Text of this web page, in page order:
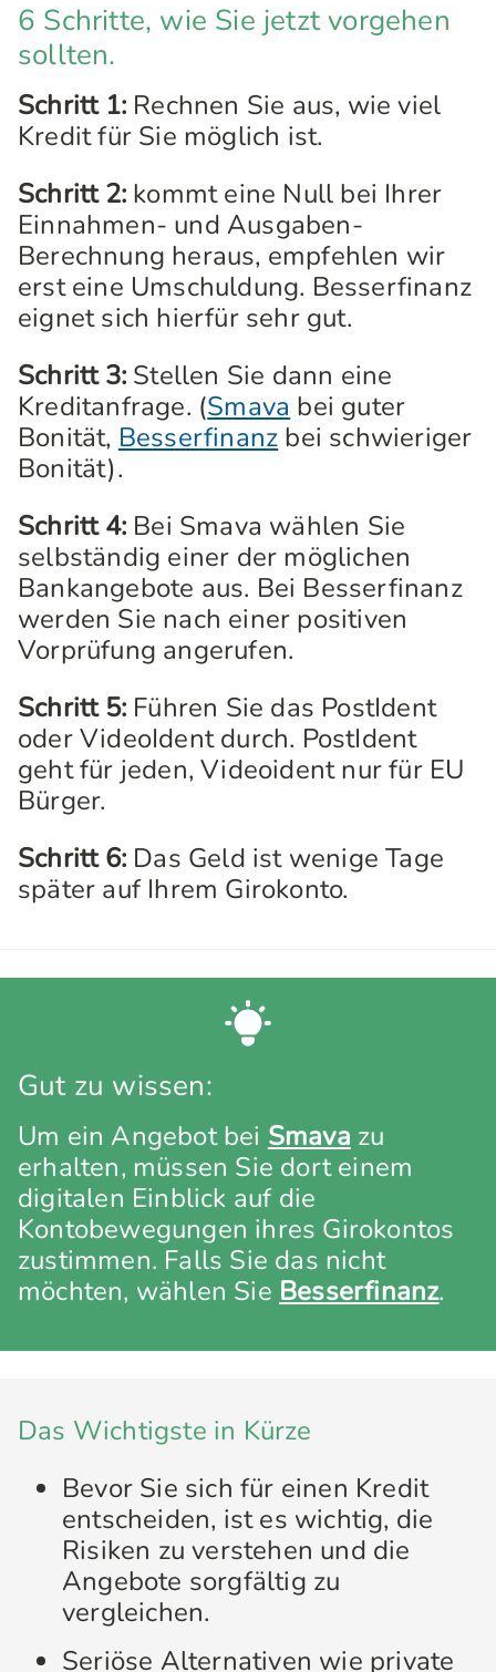
6 Schritte, wie Sie jetzt vorgehen
sollten.
Schritt 1: Rechnen Sie aus, wie viel
Kredit für Sie möglich ist.
Schritt 2: kommt eine Null bei Ihrer
Einnahmen- und Ausgaben-
Berechnung heraus, empfehlen wir
erst eine Umschuldung. Besserfinanz
eignet sich hierfür sehr gut.
Schritt 3: Stellen Sie dann eine
Kreditanfrage. (Smava bei guter
Bonität, Besserfinanz bei schwieriger
Bonität).
Schritt 4: Bei Smava wählen Sie
selbständig einer der möglichen
Bankangebote aus. Bei Besserfinanz
werden Sie nach einer positiven
Vorprüfung angerufen.
Schritt 5: Führen Sie das PostIdent
oder VideoIdent durch. PostIdent
geht für jeden, Videoident nur für EU
Bürger.
Schritt 6: Das Geld ist wenige Tage
später auf Ihrem Girokonto.
Gut zu wissen:
Um ein Angebot bei Smava zu
erhalten, müssen Sie dort einem
digitalen Einblick auf die
Kontobewegungen ihres Girokontos
zustimmen. Falls Sie das nicht
möchten, wählen Sie Besserfinanz.
Das Wichtigste in Kürze
Bevor Sie sich für einen Kredit
entscheiden, ist es wichtig, die
Risiken zu verstehen und die
Angebote sorgfältig zu
vergleichen.
Seriöse Alternativen wie private